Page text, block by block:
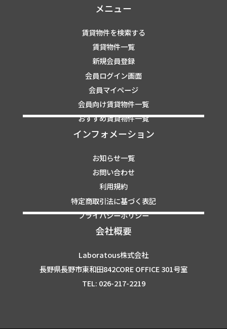
メニュー
賃貸物件を検索する
賃貸物件一覧
新規会員登録
会員ログイン画面
会員マイページ
会員向け賃貸物件一覧
おすすめ賃貸物件一覧
インフォメーション
お知らせ一覧
お問い合わせ
利用規約
特定商取引法に基づく表記
プライバシーポリシー
会社概要
Laboratous株式会社
長野県長野市東和田842CORE OFFICE 301号室
TEL: 026-217-2219